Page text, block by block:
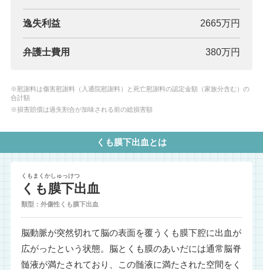
逸失利益 2665万円
弁護士費用 380万円
※慰謝料は傷害慰謝料（入通院慰謝料）と死亡慰謝料の認定金額（家族分含む）の
合計額
※損害賠償は過失割合が加味される前の総損害額
くも膜下出血とは
くもまくかしゅっけつ
くも膜下出血
類型：外傷性くも膜下出血
脳動脈が突然切れて脳の表面を覆うくも膜下腔に出血が
広がったという状態。脳とくも膜のあいだには通常脳脊
髄液が満たされており、この髄液に満たされた空間をく